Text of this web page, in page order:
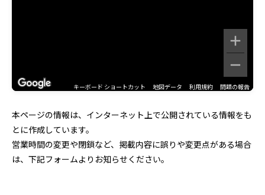
キーボード ショートカット 地図データ 利用規約 問題の報告
本ページの情報は、インターネット上で公開されている情報をも
とに作成しています。
営業時間の変更や閉鎖など、掲載内容に誤りや変更点がある場合
は、下記フォームよりお知らせください。